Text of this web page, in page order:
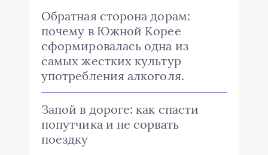
Обратная сторона дорам:
почему в Южной Корее
сформировалась одна из
самых жестких культур
употребления алкоголя.
Запой в дороге: как спасти
попутчика и не сорвать
поездку